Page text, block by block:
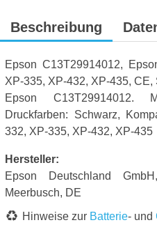
Beschreibung
Epson C13T29914012,
XP-335, XP-432, XP-435, CE,
Epson C13T29914012.
Druckfarben: Schwarz,
332, XP-335, XP-432, XP-435
Hersteller:
Epson Deutschland
Meerbusch, DE
Hinweise zur Batterie- und